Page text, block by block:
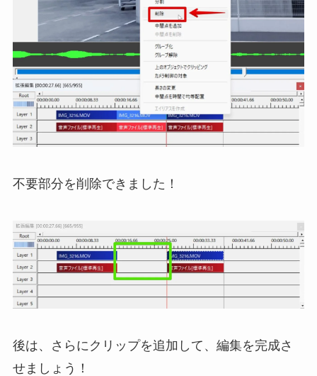
不要部分を削除できました！
後は、さらにクリップを追加して、編集を完成さ
せましょう！